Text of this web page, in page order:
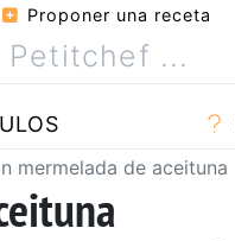
Proponer una receta
mermelada de aceituna